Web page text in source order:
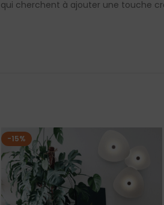
cherchent à ajouter une touche
-15%